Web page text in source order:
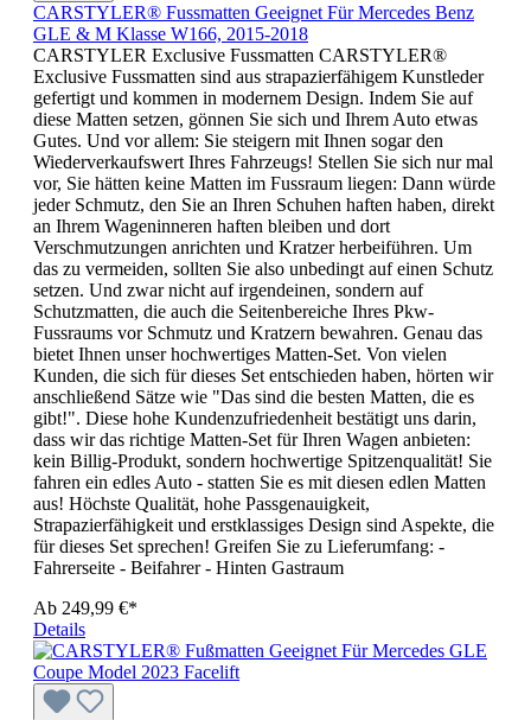
CARSTYLER® Fussmatten Geeignet Für Mercedes Benz
GLE & M Klasse W166, 2015-2018
CARSTYLER Exclusive Fussmatten CARSTYLER®
Exclusive Fussmatten sind aus strapazierfähigem Kunstleder
gefertigt und kommen in modernem Design. Indem Sie auf
diese Matten setzen, gönnen Sie sich und Ihrem Auto etwas
Gutes. Und vor allem: Sie steigern mit Ihnen sogar den
Wiederverkaufswert Ihres Fahrzeugs! Stellen Sie sich nur mal
vor, Sie hätten keine Matten im Fussraum liegen: Dann würde
jeder Schmutz, den Sie an Ihren Schuhen haften haben, direkt
an Ihrem Wageninneren haften bleiben und dort
Verschmutzungen anrichten und Kratzer herbeiführen. Um
das zu vermeiden, sollten Sie also unbedingt auf einen Schutz
setzen. Und zwar nicht auf irgendeinen, sondern auf
Schutzmatten, die auch die Seitenbereiche Ihres Pkw-
Fussraums vor Schmutz und Kratzern bewahren. Genau das
bietet Ihnen unser hochwertiges Matten-Set. Von vielen
Kunden, die sich für dieses Set entschieden haben, hörten wir
anschließend Sätze wie "Das sind die besten Matten, die es
gibt!". Diese hohe Kundenzufriedenheit bestätigt uns darin,
dass wir das richtige Matten-Set für Ihren Wagen anbieten:
kein Billig-Produkt, sondern hochwertige Spitzenqualität! Sie
fahren ein edles Auto - statten Sie es mit diesen edlen Matten
aus! Höchste Qualität, hohe Passgenauigkeit,
Strapazierfähigkeit und erstklassiges Design sind Aspekte, die
für dieses Set sprechen! Greifen Sie zu Lieferumfang: -
Fahrerseite - Beifahrer - Hinten Gastraum
Ab 249,99 €*
Details